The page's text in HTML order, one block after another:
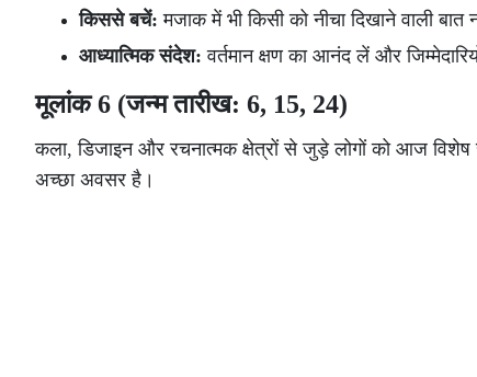
किससे बचें: मजाक में भी किसी को नीचा दिखाने वाली बात
आध्यात्मिक संदेश: वर्तमान क्षण का आनंद लें और
मूलांक 6 (जन्म तारीख: 6, 15, 24)
कला, डिजाइन और रचनात्मक क्षेत्रों से जुड़े लोगों को आज विशेष
अच्छा अवसर है।